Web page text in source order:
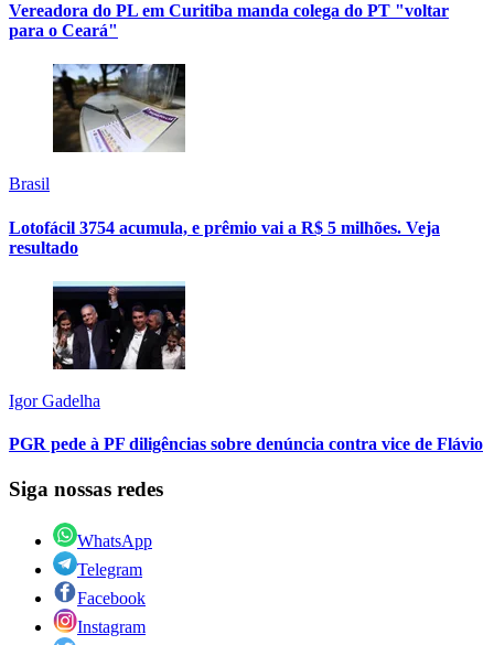
Vereadora do PL em Curitiba manda colega do PT "voltar
para o Ceará"
Brasil
Lotofácil 3754 acumula, e prêmio vai a R$ 5 milhões. Veja
resultado
Igor Gadelha
PGR pede à PF diligências sobre denúncia contra vice de Flávio
Siga nossas redes
WhatsApp
Telegram
Facebook
Instagram